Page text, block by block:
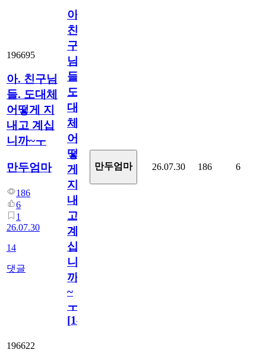
196695
아. 친구님
들. 도대체
어떻게 지
내고 계십
니까~ㅜ
만두엄마
186
6
1
26.07.30
14
댓글
아.
친
구
님
들.
도
대
체
어
떻
게
지
내
고
계
십
니
까
~
ㅜ
[14
만두엄마 26.07.30 186 6
196622